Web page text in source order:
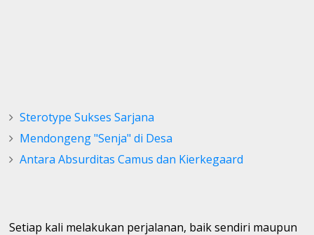
Sterotype Sukses Sarjana
Mendongeng "Senja" di Desa
Antara Absurditas Camus dan Kierkegaard
Setiap kali melakukan perjalanan, baik sendiri maupun